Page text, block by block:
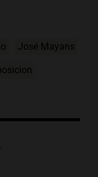
José Mayans